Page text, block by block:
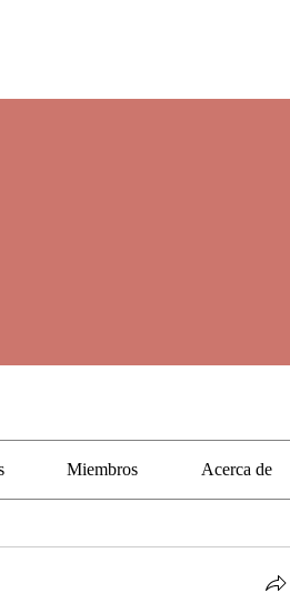
Miembros Acerca de